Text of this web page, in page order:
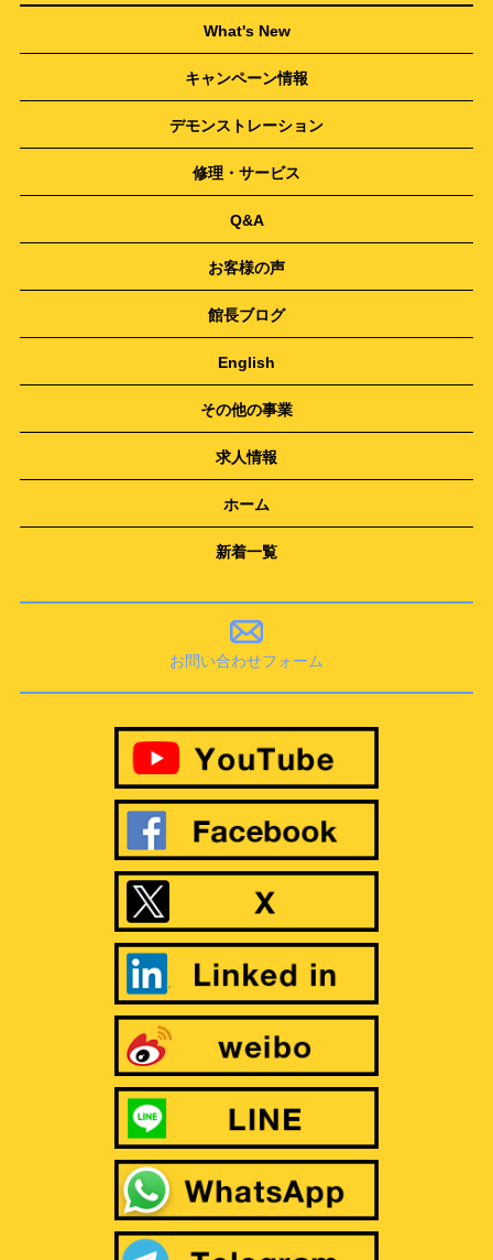
What's New
キャンペーン情報
デモンストレーション
修理・サービス
Q&A
お客様の声
館長ブログ
English
その他の事業
求人情報
ホーム
新着一覧
お問い合わせフォーム